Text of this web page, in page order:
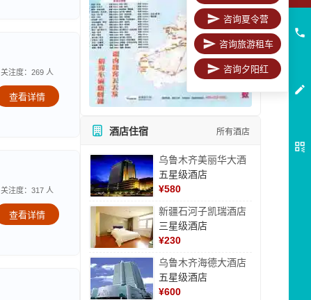
关注度：269 人
查看详情
关注度：317 人
查看详情
酒店住宿 所有酒店
乌鲁木齐美丽华大酒
五星级酒店
¥580
新疆石河子凯瑞酒店
三星级酒店
¥230
乌鲁木齐海德大酒店
五星级酒店
¥600
咨询夏令营
咨询旅游租车
咨询夕阳红